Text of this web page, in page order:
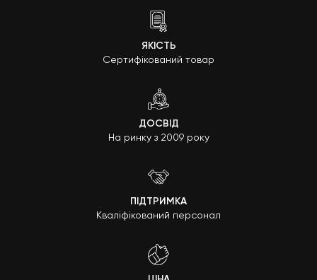
ЯКІСТЬ
Сертифікований товар
ДОСВІД
На ринку з 2009 року
ПІДТРИМКА
Кваліфікований персонал